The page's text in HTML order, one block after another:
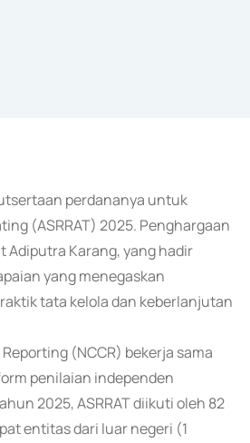
perdananya untuk
(ASRRAT) 2025. Penghargaan
Adiputra Karang, yang hadir
yang menegaskan
tata kelola dan keberlanjutan
(NCCR) bekerja sama
penilaian independen
2025, ASRRAT diikuti oleh 82
entitas dari luar negeri (1